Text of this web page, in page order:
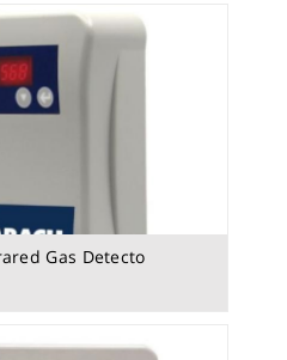
Gas Detecto